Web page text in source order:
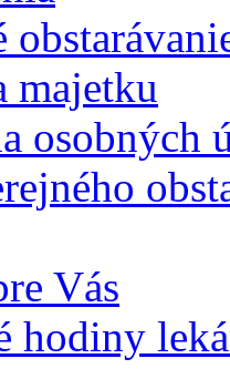
majetku
osobných
Vás
hodiny